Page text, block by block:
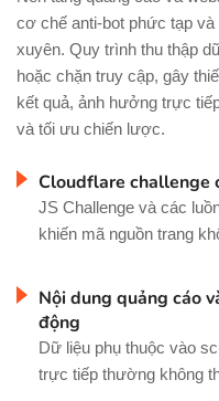
cơ chế anti-bot phức tạp
xuyên. Quy trình thu thập
hoặc chặn truy cập, gây
kết quả, ảnh hưởng trực
và tối ưu chiến lược.
Cloudflare challenge
JS Challenge và các
khiến mã nguồn trang
Nội dung quảng cáo
động
Dữ liệu phụ thuộc vào
trực tiếp thường không